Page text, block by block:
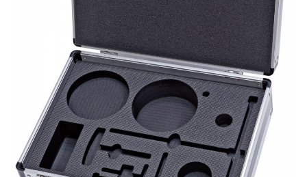
Ferastraie verticale
Strunguri pentru metal
Strunguri CNC
Strunguri cu cutie de viteze
Strunguri cu surub de ghidare
Strunguri de precizie
Strunguri metal cu freza
Strunguri universale
Strunguri universale cu afisaj
digital